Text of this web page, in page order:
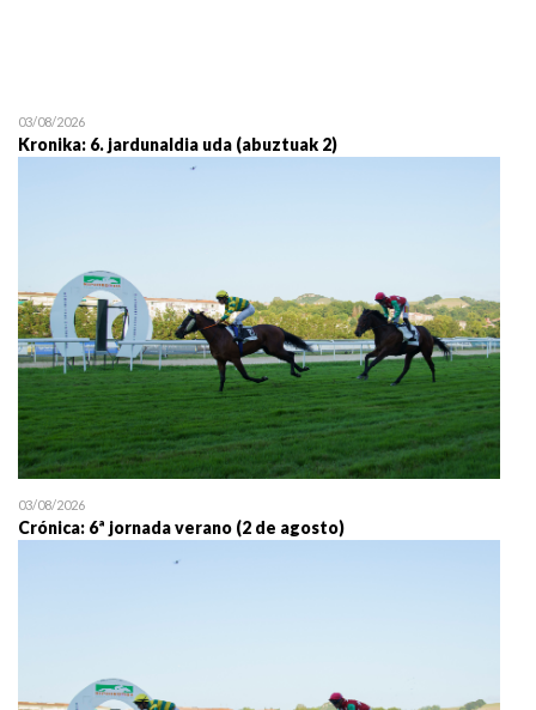
19/07 11:30
03/08/2026
Kronika: 6. jardunaldia uda (abuztuak 2)
03/08/2026
Crónica: 6ª jornada verano (2 de agosto)